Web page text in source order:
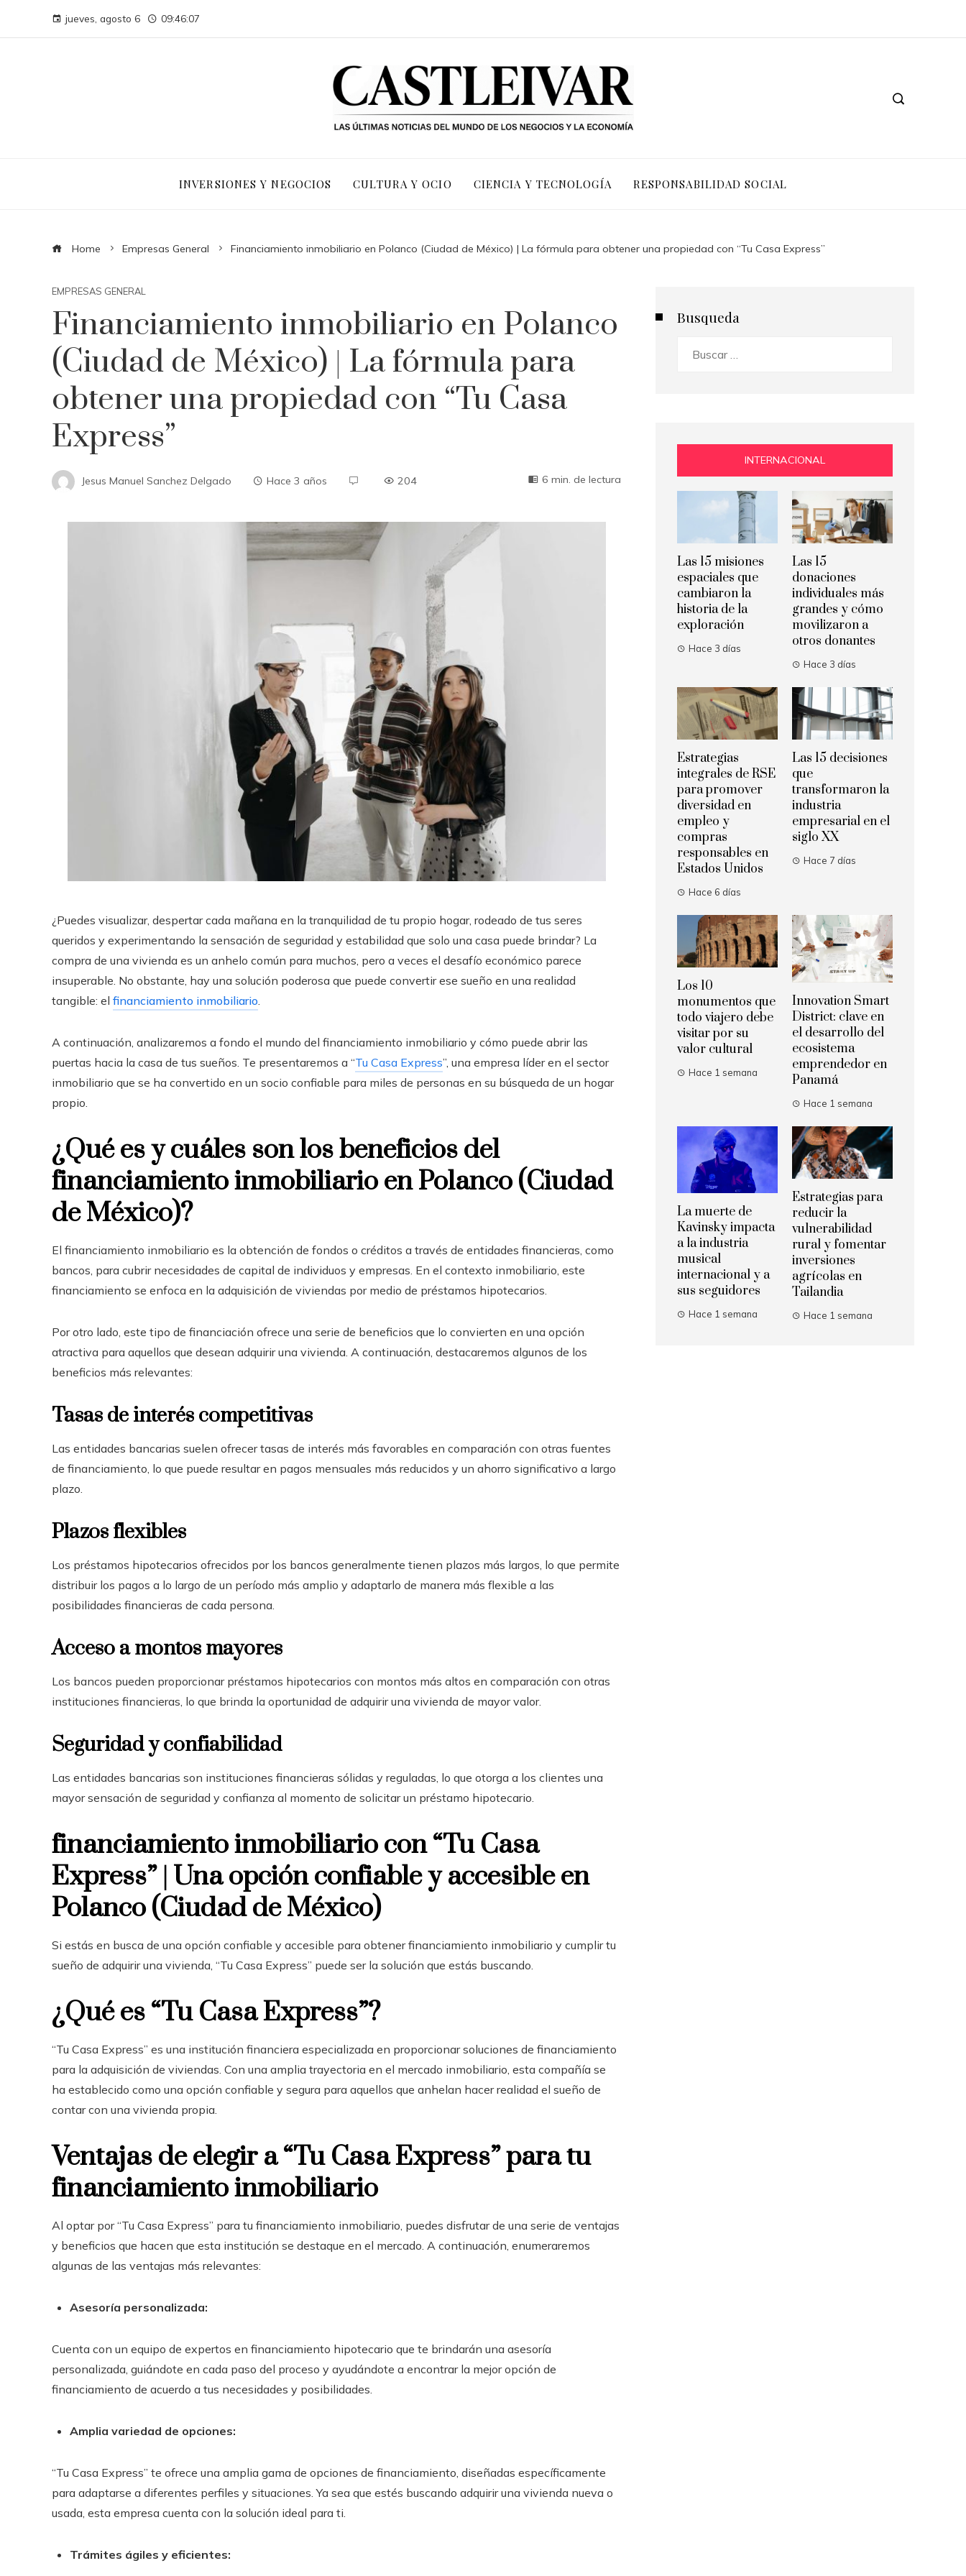
jueves, agosto 6 09:46:08
INVERSIONES Y NEGOCIOS CULTURA Y OCIO CIENCIA Y TECNOLOGÍA RESPONSABILIDAD SOCIAL
Home Empresas General Financiamiento inmobiliario en Polanco (Ciudad de México) | La fórmula para obtener una propiedad con “Tu Casa Express”
EMPRESAS GENERAL
Financiamiento inmobiliario en Polanco
(Ciudad de México) | La fórmula para
obtener una propiedad con “Tu Casa
Express”
Jesus Manuel Sanchez Delgado Hace 3 años 204 6 min. de lectura
¿Puedes visualizar, despertar cada mañana en la tranquilidad de tu propio hogar, rodeado de tus seres
queridos y experimentando la sensación de seguridad y estabilidad que solo una casa puede brindar? La
compra de una vivienda es un anhelo común para muchos, pero a veces el desafío económico parece
insuperable. No obstante, hay una solución poderosa que puede convertir ese sueño en una realidad
tangible: el financiamiento inmobiliario.
A continuación, analizaremos a fondo el mundo del financiamiento inmobiliario y cómo puede abrir las
puertas hacia la casa de tus sueños. Te presentaremos a “Tu Casa Express”, una empresa líder en el sector
inmobiliario que se ha convertido en un socio confiable para miles de personas en su búsqueda de un hogar
propio.
¿Qué es y cuáles son los beneficios del
financiamiento inmobiliario en Polanco (Ciudad
de México)?
El financiamiento inmobiliario es la obtención de fondos o créditos a través de entidades financieras, como
bancos, para cubrir necesidades de capital de individuos y empresas. En el contexto inmobiliario, este
financiamiento se enfoca en la adquisición de viviendas por medio de préstamos hipotecarios.
Por otro lado, este tipo de financiación ofrece una serie de beneficios que lo convierten en una opción
atractiva para aquellos que desean adquirir una vivienda. A continuación, destacaremos algunos de los
beneficios más relevantes:
Tasas de interés competitivas
Las entidades bancarias suelen ofrecer tasas de interés más favorables en comparación con otras fuentes
de financiamiento, lo que puede resultar en pagos mensuales más reducidos y un ahorro significativo a largo
plazo.
Plazos flexibles
Los préstamos hipotecarios ofrecidos por los bancos generalmente tienen plazos más largos, lo que permite
distribuir los pagos a lo largo de un período más amplio y adaptarlo de manera más flexible a las
posibilidades financieras de cada persona.
Acceso a montos mayores
Los bancos pueden proporcionar préstamos hipotecarios con montos más altos en comparación con otras
instituciones financieras, lo que brinda la oportunidad de adquirir una vivienda de mayor valor.
Seguridad y confiabilidad
Las entidades bancarias son instituciones financieras sólidas y reguladas, lo que otorga a los clientes una
mayor sensación de seguridad y confianza al momento de solicitar un préstamo hipotecario.
financiamiento inmobiliario con “Tu Casa
Express” | Una opción confiable y accesible en
Polanco (Ciudad de México)
Si estás en busca de una opción confiable y accesible para obtener financiamiento inmobiliario y cumplir tu
sueño de adquirir una vivienda, “Tu Casa Express” puede ser la solución que estás buscando.
¿Qué es “Tu Casa Express”?
“Tu Casa Express” es una institución financiera especializada en proporcionar soluciones de financiamiento
para la adquisición de viviendas. Con una amplia trayectoria en el mercado inmobiliario, esta compañía se
ha establecido como una opción confiable y segura para aquellos que anhelan hacer realidad el sueño de
contar con una vivienda propia.
Ventajas de elegir a “Tu Casa Express” para tu
financiamiento inmobiliario
Al optar por “Tu Casa Express” para tu financiamiento inmobiliario, puedes disfrutar de una serie de ventajas
y beneficios que hacen que esta institución se destaque en el mercado. A continuación, enumeraremos
algunas de las ventajas más relevantes:
Asesoría personalizada:
Cuenta con un equipo de expertos en financiamiento hipotecario que te brindarán una asesoría
personalizada, guiándote en cada paso del proceso y ayudándote a encontrar la mejor opción de
financiamiento de acuerdo a tus necesidades y posibilidades.
Amplia variedad de opciones:
“Tu Casa Express” te ofrece una amplia gama de opciones de financiamiento, diseñadas específicamente
para adaptarse a diferentes perfiles y situaciones. Ya sea que estés buscando adquirir una vivienda nueva o
usada, esta empresa cuenta con la solución ideal para ti.
Trámites ágiles y eficientes:
Busqueda
INTERNACIONAL
Las 15 misiones
espaciales que
cambiaron la
historia de la
exploración
Hace 3 días
Las 15
donaciones
individuales más
grandes y cómo
movilizaron a
otros donantes
Hace 3 días
Estrategias
integrales de RSE
para promover
diversidad en
empleo y
compras
responsables en
Estados Unidos
Hace 6 días
Las 15 decisiones
que
transformaron la
industria
empresarial en el
siglo XX
Hace 7 días
Los 10
monumentos que
todo viajero debe
visitar por su
valor cultural
Hace 1 semana
Innovation Smart
District: clave en
el desarrollo del
ecosistema
emprendedor en
Panamá
Hace 1 semana
La muerte de
Kavinsky impacta
a la industria
musical
internacional y a
sus seguidores
Hace 1 semana
Estrategias para
reducir la
vulnerabilidad
rural y fomentar
inversiones
agrícolas en
Tailandia
Hace 1 semana